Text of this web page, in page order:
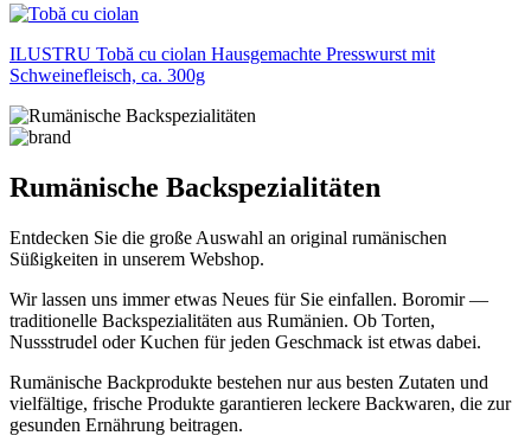
ILUSTRU Tobă cu ciolan Hausgemachte Presswurst mit
Schweinefleisch, ca. 300g
Rumänische Backspezialitäten
Entdecken Sie die große Auswahl an original rumänischen
Süßigkeiten in unserem Webshop.
Wir lassen uns immer etwas Neues für Sie einfallen. Boromir —
traditionelle Backspezialitäten aus Rumänien. Ob Torten,
Nussstrudel oder Kuchen für jeden Geschmack ist etwas dabei.
Rumänische Backprodukte bestehen nur aus besten Zutaten und
vielfältige, frische Produkte garantieren leckere Backwaren, die zur
gesunden Ernährung beitragen.